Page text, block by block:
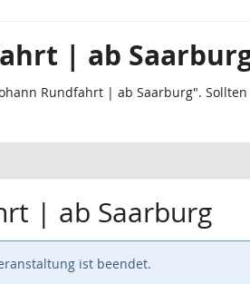
| ab
Rundfahrt | ab Saarburg".
| ab Saarburg
ist beendet.